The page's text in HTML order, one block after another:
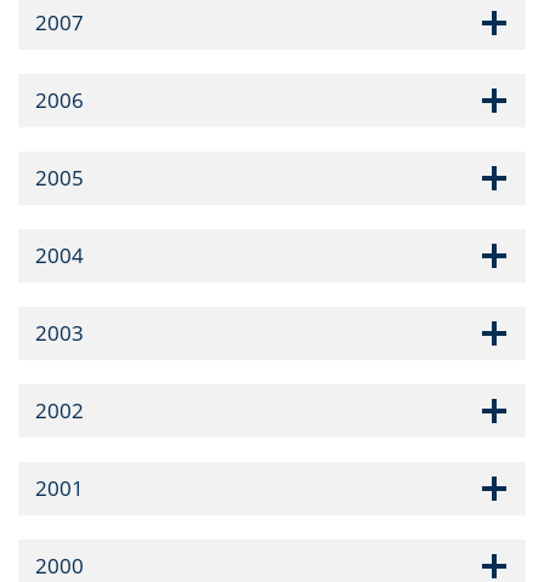
2007
2006
2005
2004
2003
2002
2001
2000